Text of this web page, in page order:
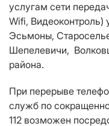
услугам сети
Wifi, Видеоконтроль)
Эсьмоны,
Шепелевичи,
района.
При перерыве
служб по
112 возможен